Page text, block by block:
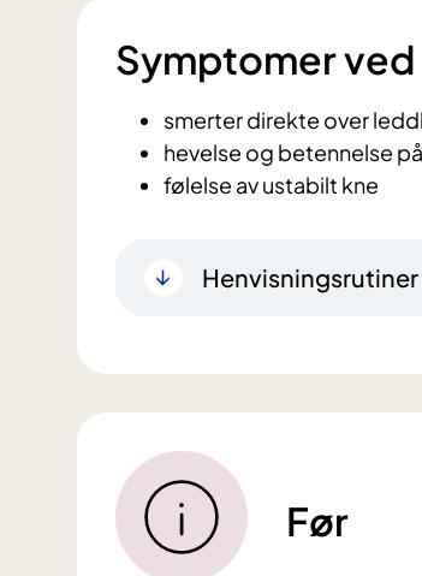
Symptomer
smerter direkte over
hevelse og betennelse
følelse av ustabilt kne
Før